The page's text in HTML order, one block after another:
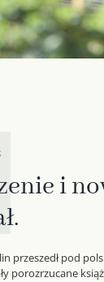
i
przeszedł pod
porozrzucane